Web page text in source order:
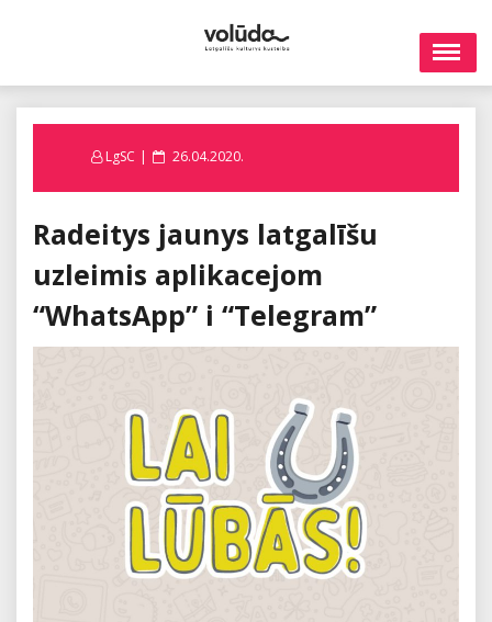
LgSC
Posted
26.04.2020.
Radeitys jaunys latgalīšu
uzleimis aplikacejom
“WhatsApp” i “Telegram”